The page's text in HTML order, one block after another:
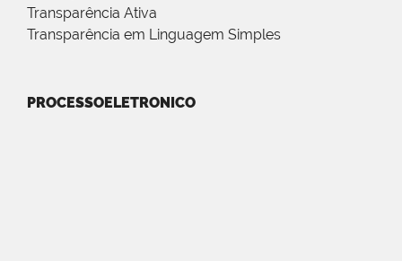
Transparência Ativa
Transparência em Linguagem Simples
PROCESSOELETRONICO